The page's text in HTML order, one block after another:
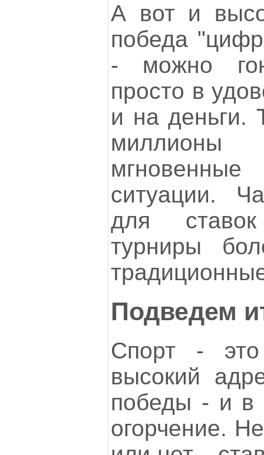
А вот и
победа
- можно
просто в
и на деньги.
ситуации.
для
турниры
Подведем
Спорт -
высокий
победы - и в
огорчение.